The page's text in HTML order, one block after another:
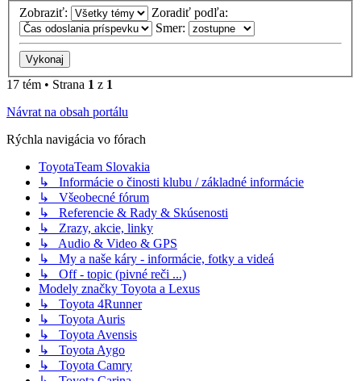
Zobraziť:
Zoradiť podľa:
Smer:
17 tém • Strana 1 z 1
Návrat na obsah portálu
Rýchla navigácia vo fórach
ToyotaTeam Slovakia
↳ Informácie o činosti klubu / základné informácie
↳ Všeobecné fórum
↳ Referencie & Rady & Skúsenosti
↳ Zrazy, akcie, linky
↳ Audio & Video & GPS
↳ My a naše káry - informácie, fotky a videá
↳ Off - topic (pivné reči ...)
Modely značky Toyota a Lexus
↳ Toyota 4Runner
↳ Toyota Auris
↳ Toyota Avensis
↳ Toyota Aygo
↳ Toyota Camry